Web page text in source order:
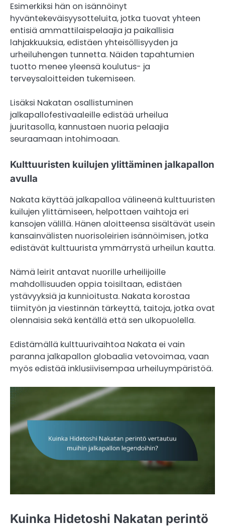
Esimerkiksi hän on isännöinyt
hyväntekeväisyysotteluita, jotka tuovat yhteen
entisiä ammattilaispelaajia ja paikallisia
lahjakkuuksia, edistäen yhteisöllisyyden ja
urheiluhengen tunnetta. Näiden tapahtumien
tuotto menee yleensä koulutus- ja
terveysaloitteiden tukemiseen.
Lisäksi Nakatan osallistuminen
jalkapallofestivaaleille edistää urheilua
juuritasolla, kannustaen nuoria pelaajia
seuraamaan intohimoaan.
Kulttuuristen kuilujen ylittäminen jalkapallon
avulla
Nakata käyttää jalkapalloa välineenä kulttuuristen
kuilujen ylittämiseen, helpottaen vaihtoja eri
kansojen välillä. Hänen aloitteensa sisältävät usein
kansainvälisten nuorisoleirien isännöimisen, jotka
edistävät kulttuurista ymmärrystä urheilun kautta.
Nämä leirit antavat nuorille urheilijoille
mahdollisuuden oppia toisiltaan, edistäen
ystävyyksiä ja kunnioitusta. Nakata korostaa
tiimityön ja viestinnän tärkeyttä, taitoja, jotka ovat
olennaisia sekä kentällä että sen ulkopuolella.
Edistämällä kulttuurivaihtoa Nakata ei vain
paranna jalkapallon globaalia vetovoimaa, vaan
myös edistää inklusiivisempaa urheiluympäristöä.
Kuinka Hidetoshi Nakatan perintö